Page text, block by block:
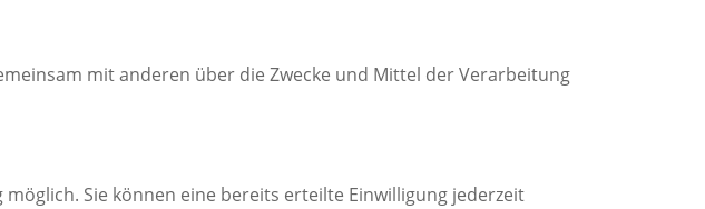
mit anderen über die Zwecke und Mittel der Verarbeitung
Sie können eine bereits erteilte Einwilligung jederzeit